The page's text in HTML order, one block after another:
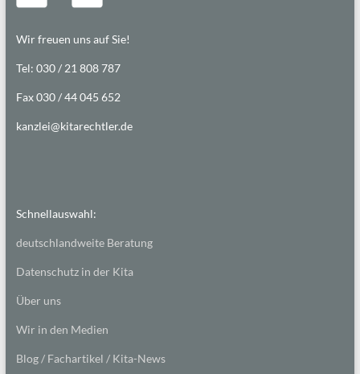
Wir freuen uns auf Sie!
Tel: 030 / 21 808 787
Fax 030 / 44 045 652
kanzlei@kitarechtler.de
Schnellauswahl:
deutschlandweite Beratung
Datenschutz in der Kita
Über uns
Wir in den Medien
Blog / Fachartikel / Kita-News